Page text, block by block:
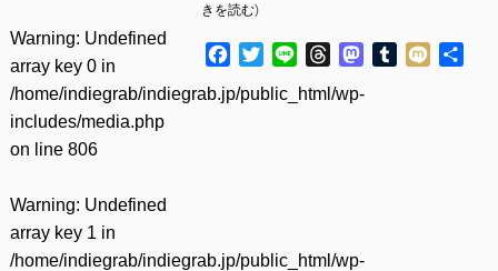
Warning: Undefined
array key 0 in
/home/indiegrab/indiegrab.jp/public_html/wp-
includes/media.php
on line 806
Warning: Undefined
array key 1 in
/home/indiegrab/indiegrab.jp/public_html/wp-
きを読む)
Facebook
TwitterLine ThreadsMastodon
Tumblr
Mixi